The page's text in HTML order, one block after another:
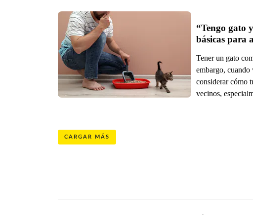
“Tengo gato
Tener un gato
embargo, cuando
considerar cómo
vecinos,
CARGAR MÁS